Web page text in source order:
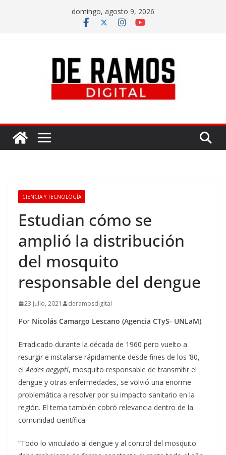
domingo, agosto 9, 2026
CIENCIA Y TECNOLOGÍA
Estudian cómo se
amplió la distribución
del mosquito
responsable del dengue
23 julio, 2021 deramosdigital
Por Nicolás Camargo Lescano (Agencia CTyS- UNLaM).
Erradicado durante la década de 1960 pero vuelto a
resurgir e instalarse rápidamente desde fines de los ’80,
elAedes aegypti, mosquito responsable de transmitir el
dengue y otras enfermedades, se volvió una enorme
problemática a resolver por su impacto sanitario en la
región. El tema también cobró relevancia dentro de la
comunidad científica.
“Todo lo vinculado al dengue y al control del mosquito